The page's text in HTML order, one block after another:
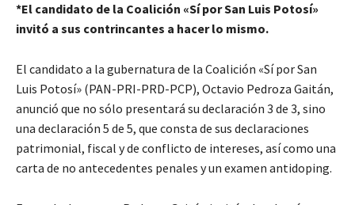
*El candidato de la Coalición «Sí por San Luis Potosí»
invitó a sus contrincantes a hacer lo mismo.
El candidato a la gubernatura de la Coalición «Sí por San
Luis Potosí» (PAN-PRI-PRD-PCP), Octavio Pedroza Gaitán,
anunció que no sólo presentará su declaración 3 de 3, sino
una declaración 5 de 5, que consta de sus declaraciones
patrimonial, fiscal y de conflicto de intereses, así como una
carta de no antecedentes penales y un examen antidoping.